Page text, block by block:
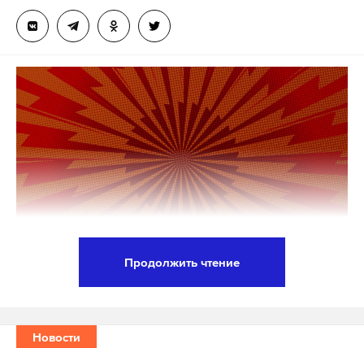
директора научно-производственного
Продолжить чтение
Новости